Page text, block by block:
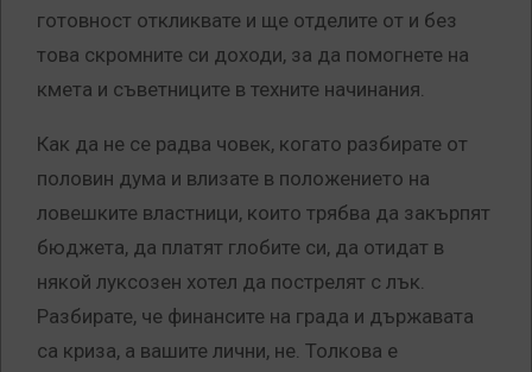
готовност откликвате и ще отделите от и без
това скромните си доходи, за да помогнете на
кмета и съветниците в техните начинания.
Как да не се радва човек, когато разбирате от
половин дума и влизате в положението на
ловешките властници, които трябва да закърпят
бюджета, да платят глобите си, да отидат в
някой луксозен хотел да пострелят с лък.
Разбирате, че финансите на града и държавата
са криза, а вашите лични, не. Толкова е